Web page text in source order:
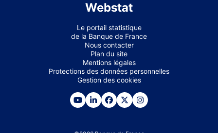
Webstat
Le portail statistique
de la Banque de France
Nous contacter
Plan du site
Mentions légales
Protections des données personnelles
Gestion des cookies